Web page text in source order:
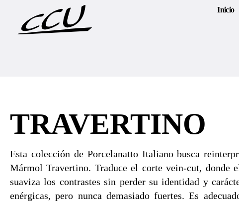
Inicio
TRAVERTINO
Esta colección de Porcelanatto Italiano busca
Mármol Travertino. Traduce el corte vein-cut, donde
suaviza los contrastes sin perder su identidad y
enérgicas, pero nunca demasiado fuertes. Es